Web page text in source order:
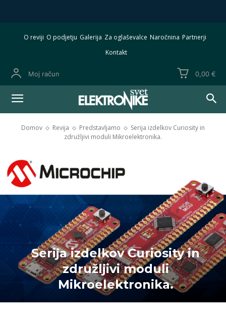
O reviji O podjetju Galerija Za oglaševalce Naročnina Partnerji
Kontakt
Moj račun 0,00 €
Domov Revija Predstavljamo
Serija izdelkov Curiosity in
združljivi moduli Mikroelektronika.
Serija izdelkov Curiosity in
združljivi moduli
Mikroelektronika.